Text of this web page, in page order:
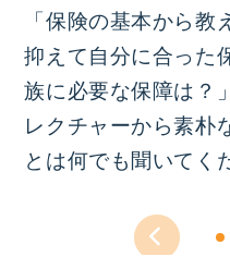
「保険の基本から
抑えて自分に合った
族に必要な保障は
レクチャーから素朴
とは何でも聞いてく